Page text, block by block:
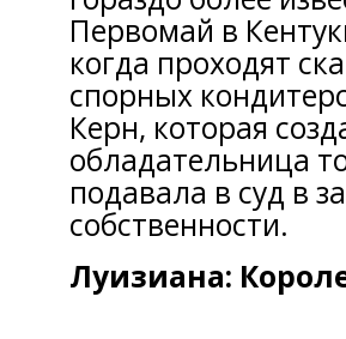
Первомай в
когда проходят
спорных
Керн, которая
обладательница
подавала в суд в
собственности.
Луизиана: